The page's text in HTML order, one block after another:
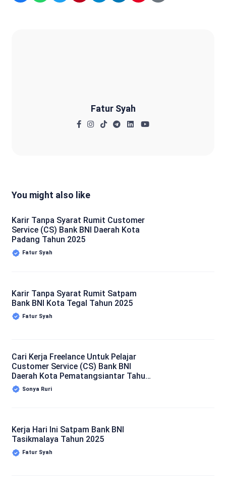
Fatur Syah
You might also like
Karir Tanpa Syarat Rumit Customer
Service (CS) Bank BNI Daerah Kota
Padang Tahun 2025
Fatur Syah
Karir Tanpa Syarat Rumit Satpam
Bank BNI Kota Tegal Tahun 2025
Fatur Syah
Cari Kerja Freelance Untuk Pelajar
Customer Service (CS) Bank BNI
Daerah Kota Pematangsiantar Tahun
2025Sonya Ruri
Kerja Hari Ini Satpam Bank BNI
Tasikmalaya Tahun 2025
Fatur Syah